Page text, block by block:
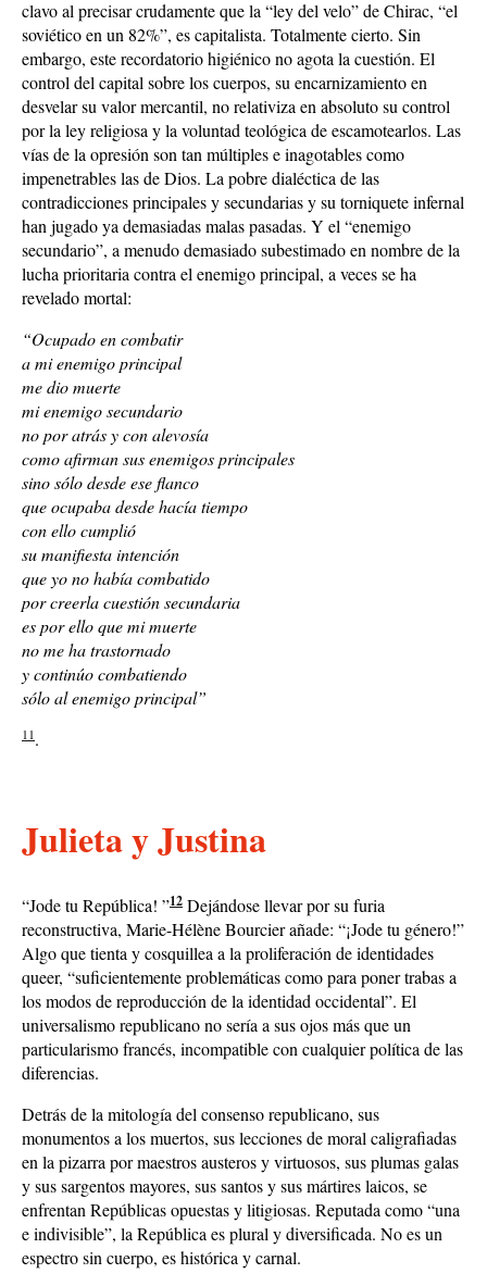
clavo al precisar crudamente que la “ley del velo” de Chirac, “el
soviético en un 82%”, es capitalista. Totalmente cierto. Sin
embargo, este recordatorio higiénico no agota la cuestión. El
control del capital sobre los cuerpos, su encarnizamiento en
desvelar su valor mercantil, no relativiza en absoluto su control
por la ley religiosa y la voluntad teológica de escamotearlos. Las
vías de la opresión son tan múltiples e inagotables como
impenetrables las de Dios. La pobre dialéctica de las
contradicciones principales y secundarias y su torniquete infernal
han jugado ya demasiadas malas pasadas. Y el “enemigo
secundario”, a menudo demasiado subestimado en nombre de la
lucha prioritaria contra el enemigo principal, a veces se ha
revelado mortal:
“Ocupado en combatir
a mi enemigo principal
me dio muerte
mi enemigo secundario
no por atrás y con alevosía
como afirman sus enemigos principales
sino sólo desde ese flanco
que ocupaba desde hacía tiempo
con ello cumplió
su manifiesta intención
que yo no había combatido
por creerla cuestión secundaria
es por ello que mi muerte
no me ha trastornado
y continúo combatiendo
sólo al enemigo principal”
11.
Julieta y Justina
“Jode tu República! ”12 Dejándose llevar por su furia
reconstructiva, Marie-Hélène Bourcier añade: “¡Jode tu género!”
Algo que tienta y cosquillea a la proliferación de identidades
queer, “suficientemente problemáticas como para poner trabas a
los modos de reproducción de la identidad occidental”. El
universalismo republicano no sería a sus ojos más que un
particularismo francés, incompatible con cualquier política de las
diferencias.
Detrás de la mitología del consenso republicano, sus
monumentos a los muertos, sus lecciones de moral caligrafiadas
en la pizarra por maestros austeros y virtuosos, sus plumas galas
y sus sargentos mayores, sus santos y sus mártires laicos, se
enfrentan Repúblicas opuestas y litigiosas. Reputada como “una
e indivisible”, la República es plural y diversificada. No es un
espectro sin cuerpo, es histórica y carnal.